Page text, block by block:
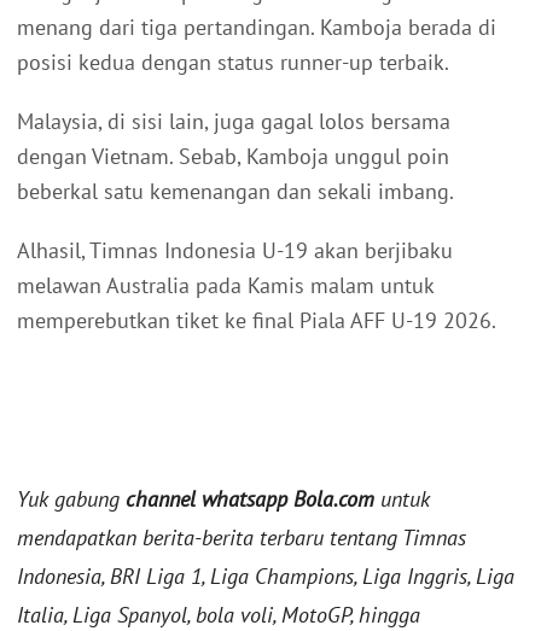
menang dari tiga pertandingan. Kamboja berada di
posisi kedua dengan status runner-up terbaik.
Malaysia, di sisi lain, juga gagal lolos bersama
dengan Vietnam. Sebab, Kamboja unggul poin
beberkal satu kemenangan dan sekali imbang.
Alhasil, Timnas Indonesia U-19 akan berjibaku
melawan Australia pada Kamis malam untuk
memperebutkan tiket ke final Piala AFF U-19 2026.
Yuk gabung channel whatsapp Bola.com untuk
mendapatkan berita-berita terbaru tentang Timnas
Indonesia, BRI Liga 1, Liga Champions, Liga Inggris, Liga
Italia, Liga Spanyol, bola voli, MotoGP, hingga